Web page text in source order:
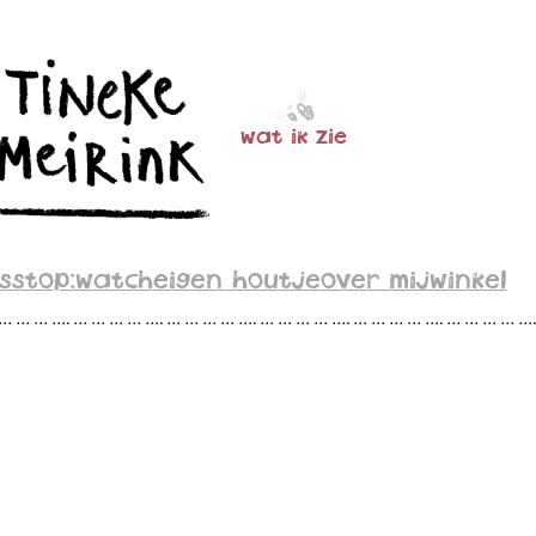
wat ik zie
stop:watcheigen houtjeover mijwinkel
… … …. … … … … …. … … … … …. … … … … …. … … … … …. … … … …